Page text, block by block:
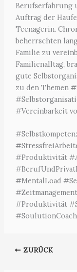
Berufserfahrung
Auftrag der
Teenagerin.
beherrschten
Familie zu
Familienalltag,
gute
zu den Themen
#Vereinbarkeit
#Produktivität
#MentalLoad
#Produktivität
ZURÜCK